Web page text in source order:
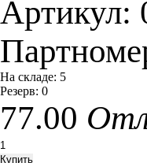
Артикул:
На складе: 5
Резерв: 0
77.00